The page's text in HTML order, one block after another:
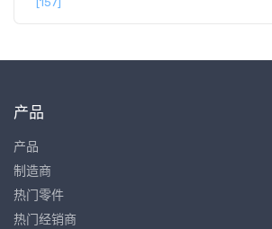
产品
产品
制造商
热门零件
热门经销商